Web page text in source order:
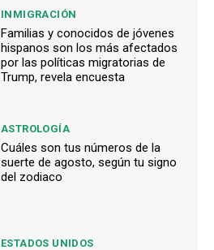
INMIGRACIÓN
Familias y conocidos de jóvenes
hispanos son los más afectados
por las políticas migratorias de
Trump, revela encuesta
ASTROLOGÍA
Cuáles son tus números de la
suerte de agosto, según tu signo
del zodiaco
ESTADOS UNIDOS